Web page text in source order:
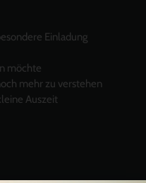
Einladung
möchte
mehr zu verstehen
Auszeit